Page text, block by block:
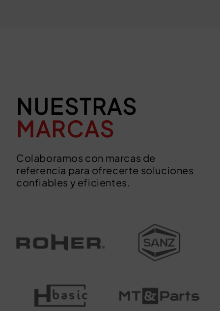
NUESTRAS
MARCAS
Colaboramos con marcas de
referencia para ofrecerte soluciones
confiables y eficientes.